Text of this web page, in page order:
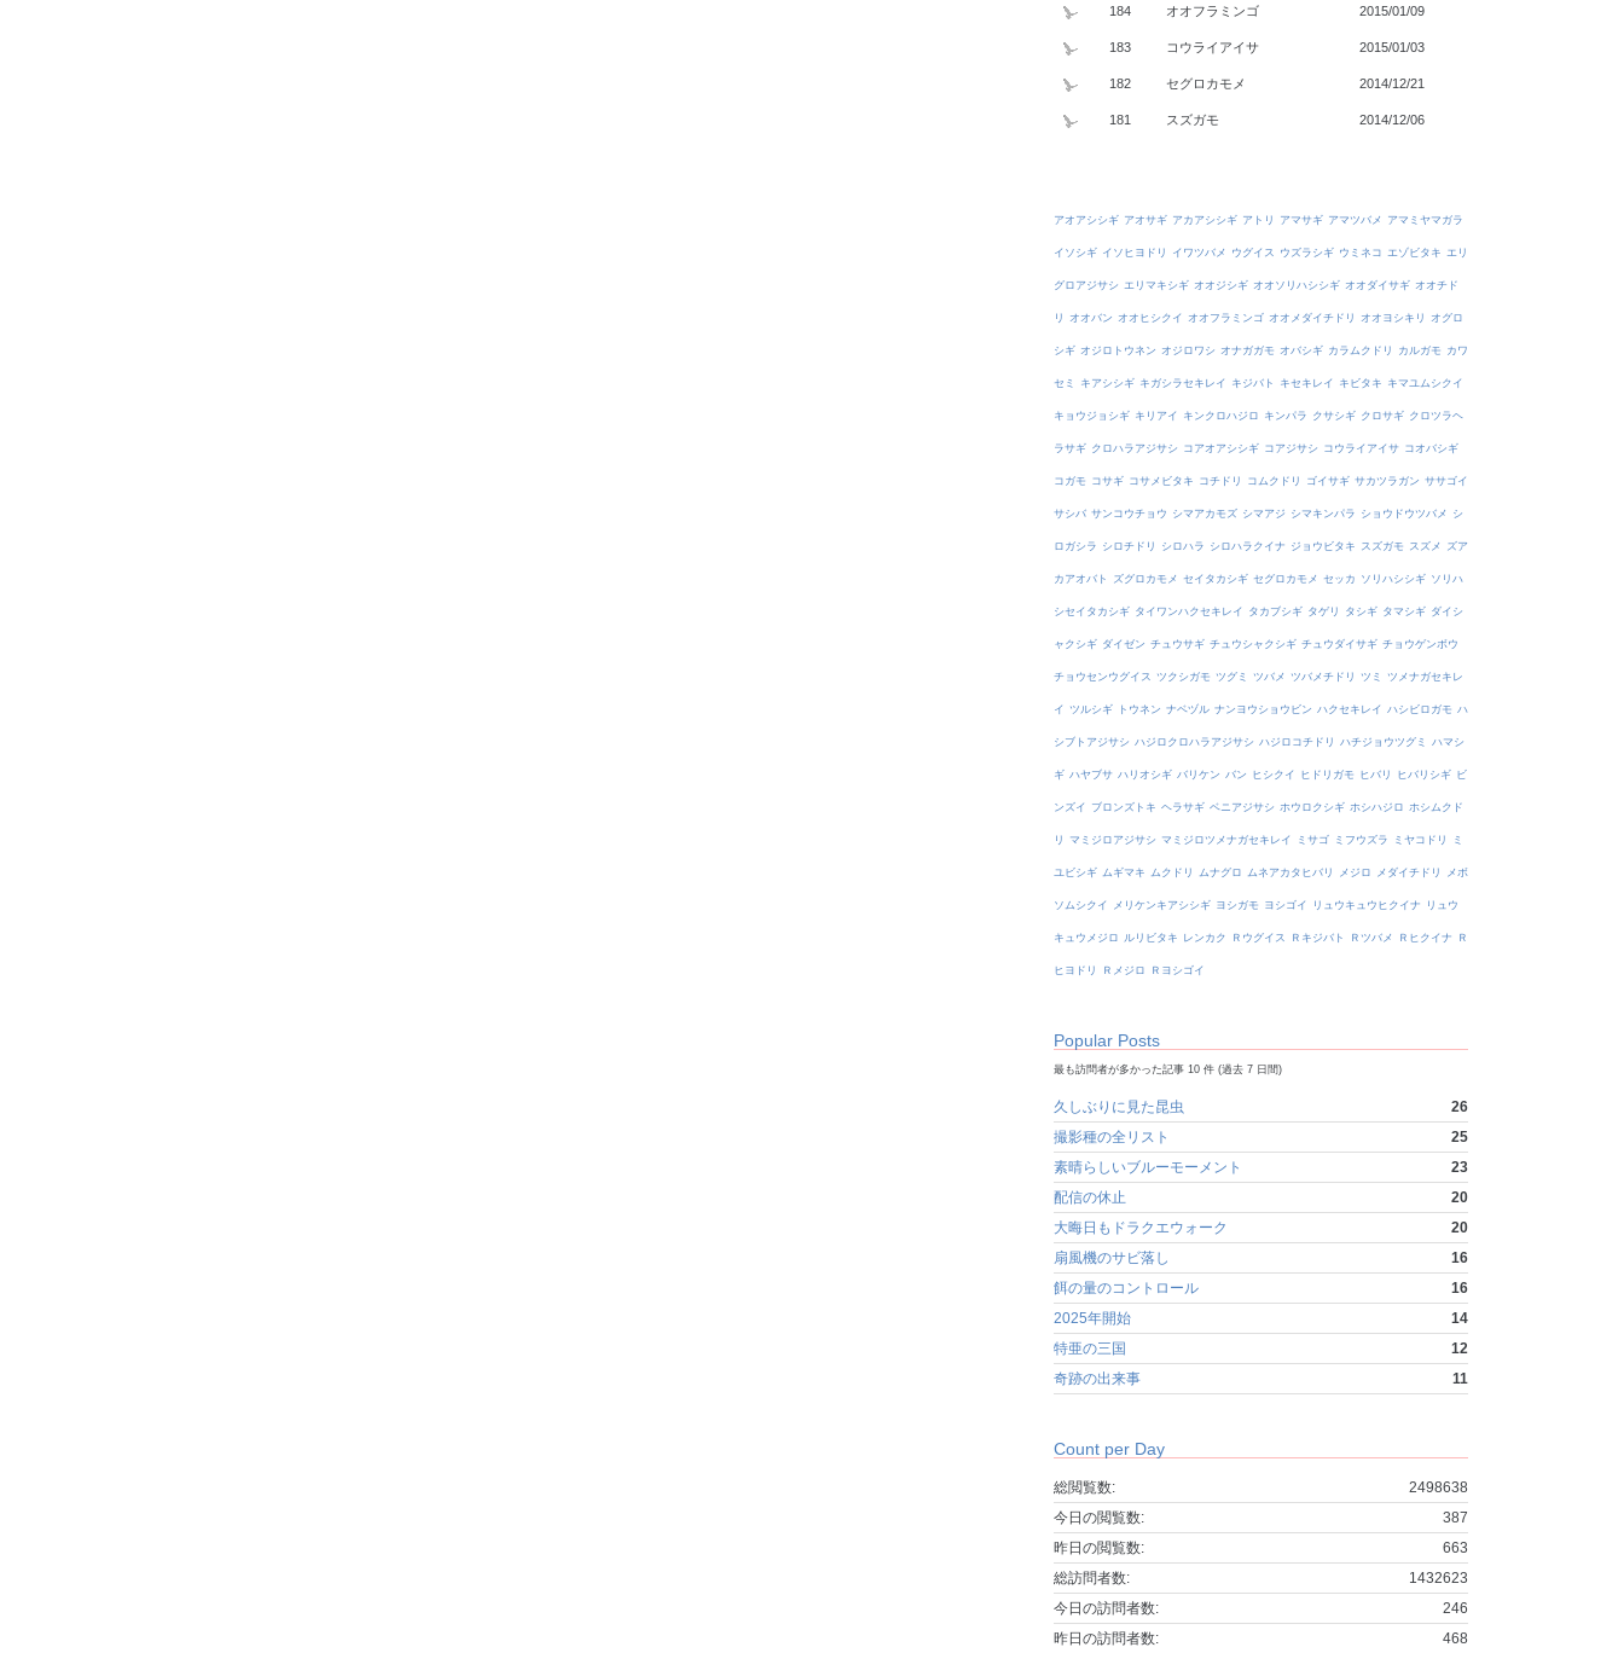
184 オオフラミンゴ 2015/01/09
183 コウライアイサ 2015/01/03
182 セグロカモメ 2014/12/21
181 スズガモ 2014/12/06
アオアシシギ アオサギ アカアシシギ アトリ アマサギ アマツバメ アマミヤマガラ
イソシギ イソヒヨドリ イワツバメ ウグイス ウズラシギ ウミネコ エゾビタキ エリ
グロアジサシ エリマキシギ オオジシギ オオソリハシシギ オオダイサギ オオチド
リ オオバン オオヒシクイ オオフラミンゴ オオメダイチドリ オオヨシキリ オグロ
シギ オジロトウネン オジロワシ オナガガモ オバシギ カラムクドリ カルガモ カワ
セミ キアシシギ キガシラセキレイ キジバト キセキレイ キビタキ キマユムシクイ
キョウジョシギ キリアイ キンクロハジロ キンパラ クサシギ クロサギ クロツラヘ
ラサギ クロハラアジサシ コアオアシシギ コアジサシ コウライアイサ コオバシギ
コガモ コサギ コサメビタキ コチドリ コムクドリ ゴイサギ サカツラガン ササゴイ
サシバ サンコウチョウ シマアカモズ シマアジ シマキンパラ ショウドウツバメ シ
ロガシラ シロチドリ シロハラ シロハラクイナ ジョウビタキ スズガモ スズメ ズア
カアオバト ズグロカモメ セイタカシギ セグロカモメ セッカ ソリハシシギ ソリハ
シセイタカシギ タイワンハクセキレイ タカブシギ タゲリ タシギ タマシギ ダイシ
ャクシギ ダイゼン チュウサギ チュウシャクシギ チュウダイサギ チョウゲンボウ
チョウセンウグイス ツクシガモ ツグミ ツバメ ツバメチドリ ツミ ツメナガセキレ
イ ツルシギ トウネン ナベヅル ナンヨウショウビン ハクセキレイ ハシビロガモ ハ
シブトアジサシ ハジロクロハラアジサシ ハジロコチドリ ハチジョウツグミ ハマシ
ギ ハヤブサ ハリオシギ バリケン バン ヒシクイ ヒドリガモ ヒバリ ヒバリシギ ビ
ンズイ ブロンズトキ ヘラサギ ベニアジサシ ホウロクシギ ホシハジロ ホシムクド
リ マミジロアジサシ マミジロツメナガセキレイ ミサゴ ミフウズラ ミヤコドリ ミ
ユビシギ ムギマキ ムクドリ ムナグロ ムネアカタヒバリ メジロ メダイチドリ メボ
ソムシクイ メリケンキアシシギ ヨシガモ ヨシゴイ リュウキュウヒクイナ リュウ
キュウメジロ ルリビタキ レンカク Ｒウグイス Ｒキジバト Ｒツバメ Ｒヒクイナ Ｒ
ヒヨドリ Ｒメジロ Ｒヨシゴイ
Popular Posts
最も訪問者が多かった記事 10 件 (過去 7 日間)
久しぶりに見た昆虫
26
撮影種の全リスト
25
素晴らしいブルーモーメント
23
配信の休止
20
大晦日もドラクエウォーク
20
扇風機のサビ落し
16
餌の量のコントロール
16
2025年開始
14
特亜の三国
12
奇跡の出来事
11
Count per Day
2498638
総閲覧数:
387
今日の閲覧数:
663
昨日の閲覧数:
1432623
総訪問者数:
246
今日の訪問者数:
468
昨日の訪問者数: